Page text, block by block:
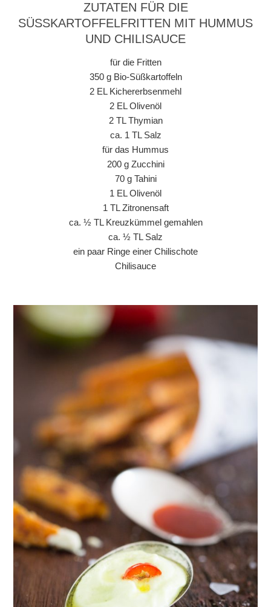
ZUTATEN FÜR DIE
SÜSSKARTOFFELFRITTEN MIT HUMMUS U
ND CHILISAUCE
für die Fritten
350 g Bio-Süßkartoffeln
2 EL Kichererbsenmehl
2 EL Olivenöl
2 TL Thymian
ca. 1 TL Salz
für das Hummus
200 g Zucchini
70 g Tahini
1 EL Olivenöl
1 TL Zitronensaft
ca. ½ TL Kreuzkümmel gemahlen
ca. ½ TL Salz
ein paar Ringe einer Chilischote
Chilisauce